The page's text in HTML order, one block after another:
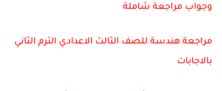
وجواب مراجعة شاملة
مراجعة هندسة للصف الثالث الاعدادي الترم الثاني
بالاجابات